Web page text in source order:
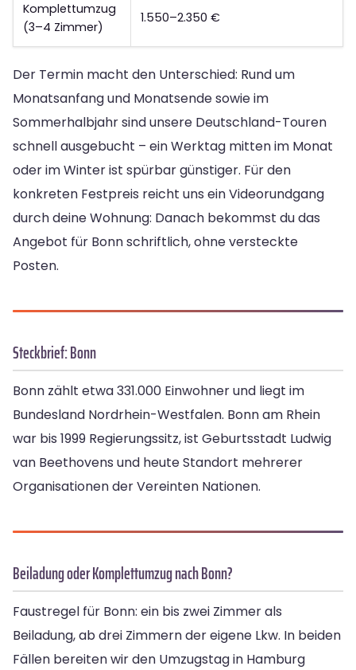
Komplettumzug
(3–4 Zimmer)
1.550–2.350 €
Der Termin macht den Unterschied: Rund um
Monatsanfang und Monatsende sowie im
Sommerhalbjahr sind unsere Deutschland-Touren
schnell ausgebucht – ein Werktag mitten im Monat
oder im Winter ist spürbar günstiger. Für den
konkreten Festpreis reicht uns ein Videorundgang
durch deine Wohnung: Danach bekommst du das
Angebot für Bonn schriftlich, ohne versteckte
Posten.
Steckbrief: Bonn
Bonn zählt etwa 331.000 Einwohner und liegt im
Bundesland Nordrhein-Westfalen. Bonn am Rhein
war bis 1999 Regierungssitz, ist Geburtsstadt Ludwig
van Beethovens und heute Standort mehrerer
Organisationen der Vereinten Nationen.
Beiladung oder Komplettumzug nach Bonn?
Faustregel für Bonn: ein bis zwei Zimmer als
Beiladung, ab drei Zimmern der eigene Lkw. In beiden
Fällen bereiten wir den Umzugstag in Hamburg